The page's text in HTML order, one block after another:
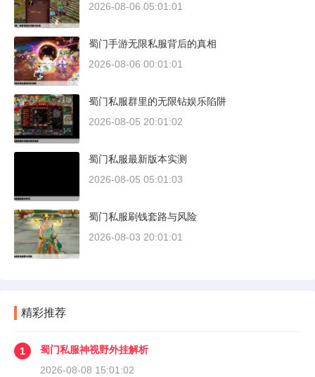
2026-08-06 05:01:01
蜀门手游无限私服背后的真相
2026-08-06 00:01:01
蜀门私服群里的无限钻娱乐陷阱
2026-08-05 20:01:02
蜀门私服最新版本实测
2026-08-05 05:01:03
蜀门私服刷钱套路与风险
2026-08-03 20:01:01
精彩推荐
1
蜀门私服神视野外挂解析
2026-08-08 15:01:02